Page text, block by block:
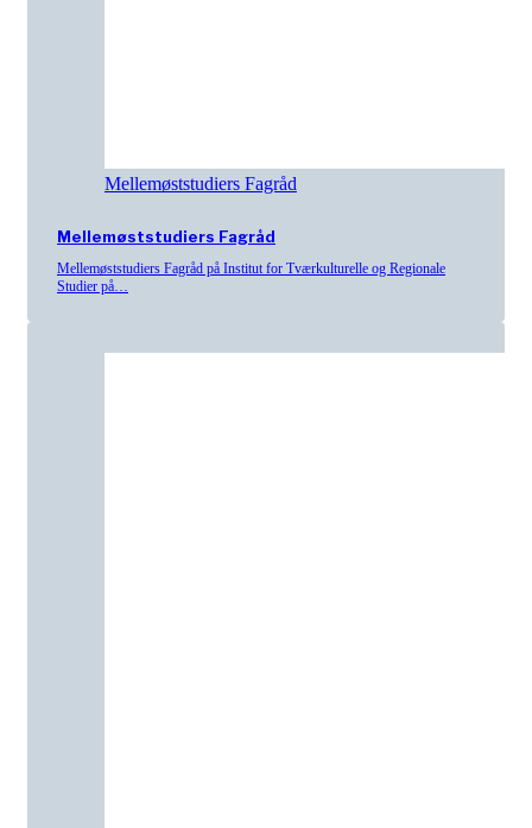
Mellemøststudiers Fagråd
Mellemøststudiers Fagråd
Mellemøststudiers Fagråd på Institut for Tværkulturelle og Regionale
Studier på…